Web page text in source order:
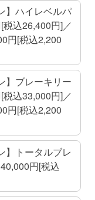
】ハイレベルパ
込26,400円]／
円[税込2,200
】ブレーキリー
込33,000円]／
円[税込2,200
】トータルブレ
円[税込